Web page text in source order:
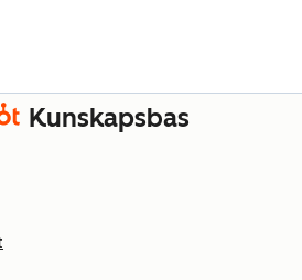
Kunskapsbas